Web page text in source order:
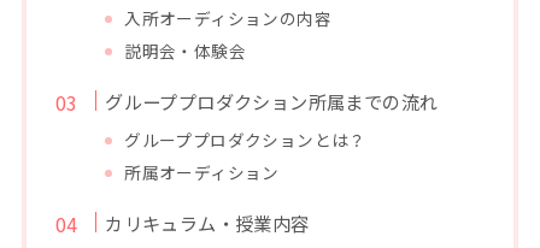
入所オーディションの内容
説明会・体験会
グループプロダクション所属までの流れ
グループプロダクションとは？
所属オーディション
カリキュラム・授業内容